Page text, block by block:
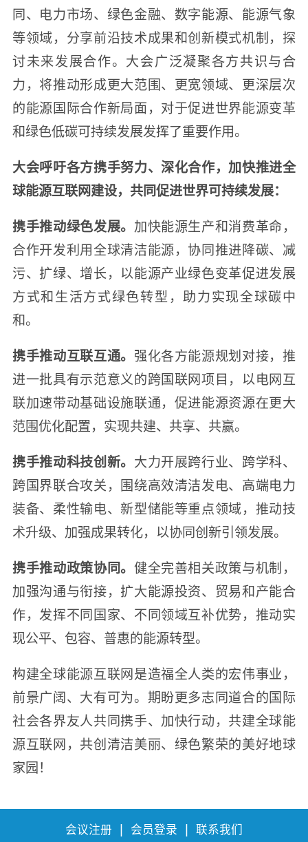
同、电力市场、绿色金融、数字能源、能源气象
等领域，分享前沿技术成果和创新模式机制，探
讨未来发展合作。大会广泛凝聚各方共识与合
力，将推动形成更大范围、更宽领域、更深层次
的能源国际合作新局面，对于促进世界能源变革
和绿色低碳可持续发展发挥了重要作用。
大会呼吁各方携手努力、深化合作，加快推进全
球能源互联网建设，共同促进世界可持续发展：
携手推动绿色发展。 加快能源生产和消费革命，
合作开发利用全球清洁能源，协同推进降碳、减
污、扩绿、增长，以能源产业绿色变革促进发展
方式和生活方式绿色转型，助力实现全球碳中
和。
携手推动互联互通。 强化各方能源规划对接，推
进一批具有示范意义的跨国联网项目，以电网互
联加速带动基础设施联通，促进能源资源在更大
范围优化配置，实现共建、共享、共赢。
携手推动科技创新。 大力开展跨行业、跨学科、
跨国界联合攻关，围绕高效清洁发电、高端电力
装备、柔性输电、新型储能等重点领域，推动技
术升级、加强成果转化，以协同创新引领发展。
携手推动政策协同。 健全完善相关政策与机制，
加强沟通与衔接，扩大能源投资、贸易和产能合
作，发挥不同国家、不同领域互补优势，推动实
现公平、包容、普惠的能源转型。
构建全球能源互联网是造福全人类的宏伟事业，
前景广阔、大有可为。期盼更多志同道合的国际
社会各界友人共同携手、加快行动，共建全球能
源互联网，共创清洁美丽、绿色繁荣的美好地球
家园！
会议注册 | 会员登录 | 联系我们